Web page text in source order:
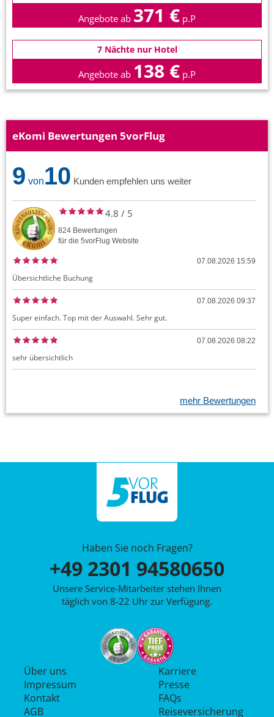
Angebote ab 371 € p.P
7 Nächte nur Hotel
Angebote ab 138 € p.P
eKomi Bewertungen 5vorFlug
9 von10 Kunden empfehlen uns weiter
4.8 / 5
824 Bewertungen
für die 5vorFlug Website
07.08.2026 15:59
Übersichtliche Buchung
07.08.2026 09:37
Super einfach. Top mit der Auswahl. Sehr gut.
07.08.2026 08:22
sehr übersichtlich
mehr Bewertungen
Haben Sie noch Fragen?
+49 2301 94580650
Unsere Service-Mitarbeiter stehen Ihnen
täglich von 8-22 Uhr zur Verfügung.
Über uns
Impressum
Kontakt
AGB
Karriere
Presse
FAQs
Reiseversicherung